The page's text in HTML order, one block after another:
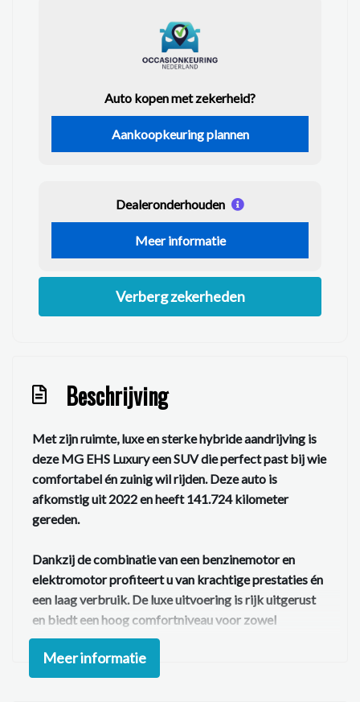
Auto kopen met zekerheid?
Aankoopkeuring plannen
Dealeronderhouden
Meer informatie
Verberg zekerheden
Beschrijving
Met zijn ruimte, luxe en sterke hybride aandrijving is
deze MG EHS Luxury een SUV die perfect past bij wie
comfortabel én zuinig wil rijden. Deze auto is
afkomstig uit 2022 en heeft 141.724 kilometer
gereden.
Dankzij de combinatie van een benzinemotor en
elektromotor profiteert u van krachtige prestaties én
een laag verbruik. De luxe uitvoering is rijk uitgerust
en biedt een hoog comfortniveau voor zowel
bestuurder als passagiers.
Het interieur is afgewerkt met lederen bekleding en
Meer informatie